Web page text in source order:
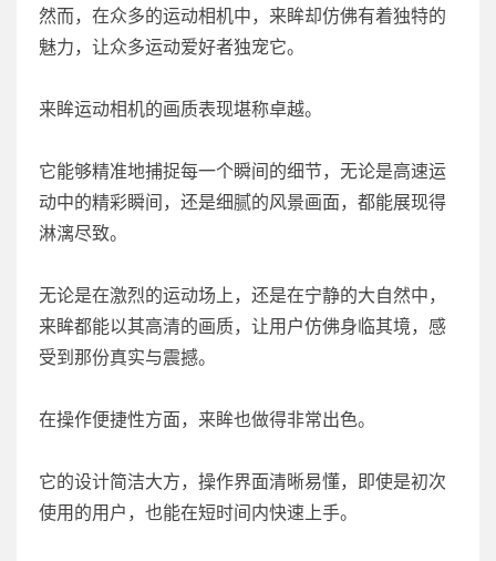
然而，在众多的运动相机中，来眸却仿佛有着独特的
魅力，让众多运动爱好者独宠它。
来眸运动相机的画质表现堪称卓越。
它能够精准地捕捉每一个瞬间的细节，无论是高速运
动中的精彩瞬间，还是细腻的风景画面，都能展现得
淋漓尽致。
无论是在激烈的运动场上，还是在宁静的大自然中，
来眸都能以其高清的画质，让用户仿佛身临其境，感
受到那份真实与震撼。
在操作便捷性方面，来眸也做得非常出色。
它的设计简洁大方，操作界面清晰易懂，即使是初次
使用的用户，也能在短时间内快速上手。